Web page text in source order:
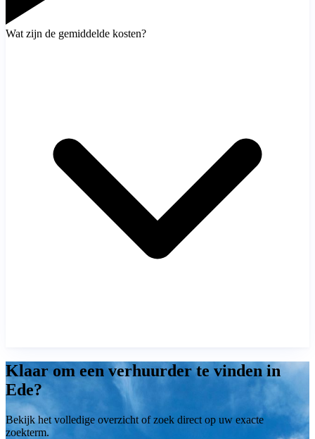
Wat zijn de gemiddelde kosten?
Klaar om een verhuurder te vinden in
Ede?
Bekijk het volledige overzicht of zoek direct op uw exacte
zoekterm.